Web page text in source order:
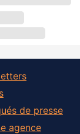
de presse
agence